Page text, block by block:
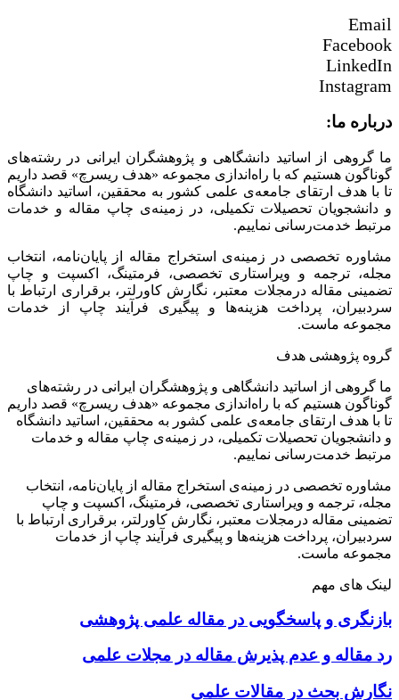
Email
Facebook
LinkedIn
Instagram
درباره ما:
ما گروهی از اساتید دانشگاهی و پژوهشگران ایرانی در رشته‌های
گوناگون هستیم که با راه‌اندازی مجموعه «هدف ریسرچ» قصد داریم
تا با هدف ارتقای جامعه‌ی علمی کشور به محققین، اساتید دانشگاه
و دانشجویان تحصیلات تکمیلی، در زمینه‌ی چاپ مقاله و خدمات
مرتبط خدمت‌رسانی نماییم.
مشاوره تخصصی در زمینه‌ی استخراج مقاله از پایان‌نامه، انتخاب
مجله، ترجمه و ویراستاری تخصصی، فرمتینگ، اکسپت و چاپ
تضمینی مقاله درمجلات معتبر، نگارش کاورلتر، برقراری ارتباط با
سردبیران، پرداخت هزینه‌ها و پیگیری فرآیند چاپ از خدمات
مجموعه ماست.
گروه پژوهشی هدف
ما گروهی از اساتید دانشگاهی و پژوهشگران ایرانی در رشته‌های
گوناگون هستیم که با راه‌اندازی مجموعه «هدف ریسرچ» قصد داریم
تا با هدف ارتقای جامعه‌ی علمی کشور به محققین، اساتید دانشگاه
و دانشجویان تحصیلات تکمیلی، در زمینه‌ی چاپ مقاله و خدمات
مرتبط خدمت‌رسانی نماییم.
مشاوره تخصصی در زمینه‌ی استخراج مقاله از پایان‌نامه، انتخاب
مجله، ترجمه و ویراستاری تخصصی، فرمتینگ، اکسپت و چاپ
تضمینی مقاله درمجلات معتبر، نگارش کاورلتر، برقراری ارتباط با
سردبیران، پرداخت هزینه‌ها و پیگیری فرآیند چاپ از خدمات
مجموعه ماست.
لینک های مهم
بازنگری و پاسخگویی در مقاله علمی پژوهشی
رد مقاله و عدم پذیرش مقاله در مجلات علمی
نگارش بحث در مقالات علمی